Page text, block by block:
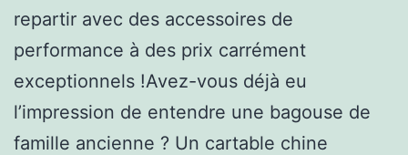
repartir avec des accessoires de
performance à des prix carrément
exceptionnels !Avez-vous déjà eu
l’impression de entendre une bagouse de
famille ancienne ? Un cartable chine